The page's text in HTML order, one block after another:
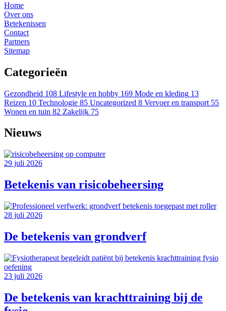
Home
Over ons
Betekenissen
Contact
Partners
Sitemap
Categorieën
Gezondheid 108 Lifestyle en hobby 169 Mode en kleding 13
Reizen 10 Technologie 85 Uncategorized 8 Vervoer en transport 55
Wonen en tuin 82 Zakelijk 75
Nieuws
29 juli 2026
Betekenis van risicobeheersing
28 juli 2026
De betekenis van grondverf
23 juli 2026
De betekenis van krachttraining bij de